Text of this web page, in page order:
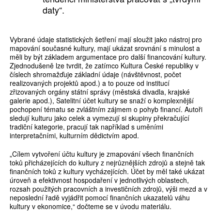
daty“.
Vybrané údaje statistických šetření mají sloužit jako nástroj pro
mapování současné kultury, mají ukázat srovnání s minulost a
měli by být základem argumentace pro další financování kultury.
Zjednodušeně lze tvrdit, že zatímco Kultura České republiky v
číslech shromažďuje základní údaje (návštěvnost, počet
realizovaných projektů apod.) a to pouze od institucí
zřizovaných orgány státní správy (městská divadla, krajské
galerie apod.), Satelitní účet kultury se snaží o komplexnější
pochopení tématu se zvláštním zájmem o pohyb financí. Autoři
sledují kulturu jako celek a vymezují si skupiny překračující
tradiční kategorie, pracují tak například s uměními
interpretačními, kulturním dědictvím apod.
„Cílem vytvoření účtu kultury je zmapování všech finančních
toků přicházejících do kultury z nejrůznějších zdrojů a stejně tak
finančních toků z kultury vycházejících. Účet by měl také ukázat
úroveň a efektivnost hospodaření v jednotlivých oblastech,
rozsah použitých pracovních a investičních zdrojů, výši mezd a v
neposlední řadě vyjádřit pomocí finančních ukazatelů váhu
kultury v ekonomice,“ dočteme se v úvodu materiálu.